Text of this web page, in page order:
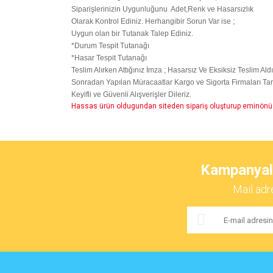
Siparişlerinizin Uygunluğunu Adet,Renk ve Hasarsızlık
Olarak Kontrol Ediniz. Herhangibir Sorun Var ise ;
Uygun olan bir Tutanak Talep Ediniz.
*Durum Tespit Tutanağı
*Hasar Tespit Tutanağı
Teslim Alırken Attığınız İmza ; Hasarsız Ve Eksiksiz Teslim
Sonradan Yapılan Müracaatlar Kargo ve Sigorta Firmaları
Keyifli ve Güvenli Alışverişler Dileriz.
Hassas ürün oldugundan siteden sipariş oluşturup eminönü
Ürün resmi kalitesiz, bozuk veya görüntülenemiyor.
Mail